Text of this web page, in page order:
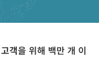
객을 위해 백만 개 이